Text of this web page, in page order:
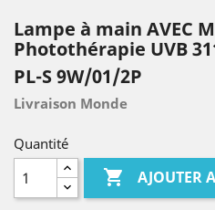
Lampe à main AVEC
Photothérapie UVB
PL-S 9W/01/2P
Livraison Monde
Quantité
 AJOUTER